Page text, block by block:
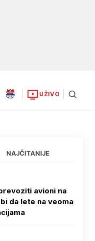
UŽIVO
NAJČITANIJE
avioni na
da lete na veoma